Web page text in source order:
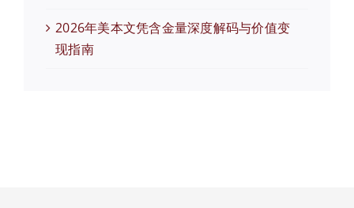
2026年美本文凭含金量深度解码与价值变
现指南